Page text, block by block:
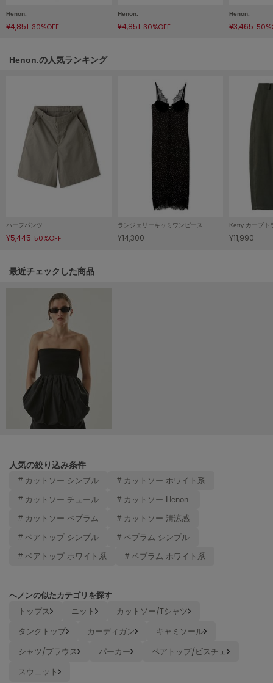
メイドオブオーガニクス
MIESROHE
ミースロエ
miies miim
ミーエスミーム
MOIGE
ミュシャ
NEW Balance
ニューバランス
ナイキ
NOWNS
ナウンス
ヌル
オン
オニツカ タイガー
ORR
PATRICK
パトリック
Henon.
¥4,851 30%OFF
Henon.
¥4,851 30%OFF
Henon.
¥3,465
Henon.の人気ランキング
ハーフパンツ
¥5,445 50%OFF
ランジェリーキャミワンピース
¥14,300
Ketty カーブト
¥11,990
関連記事
最近チェックした商品
人気の絞り込み条件
# カットソー シンプル # カットソー ホワイト系
# カットソー チュール # カットソー Henon.
# カットソー ペプラム # カットソー 清涼感
# ベアトップ シンプル # ペプラム シンプル
# ベアトップ ホワイト系 # ペプラム ホワイト系
へノンの似たカテゴリを探す
トップス ニット
カットソー/Tシャツ
タンクトップ
カーディガン
キャミソール
シャツ/ブラウス
パーカー
ベアトップ/ビスチェ
スウェット